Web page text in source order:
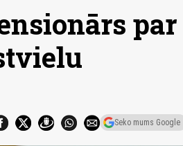
par
Seko mums Google